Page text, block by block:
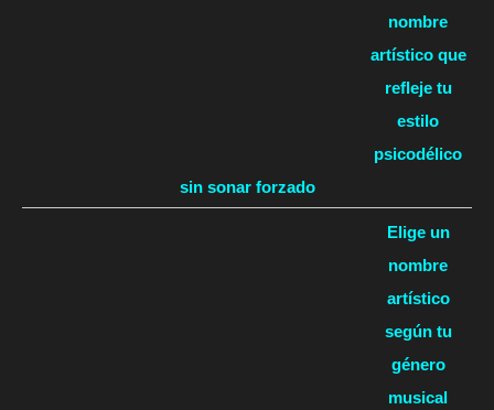
nombre
artístico que
refleje tu
estilo
psicodélico
sin sonar forzado
Elige un
nombre
artístico
según tu
género
musical